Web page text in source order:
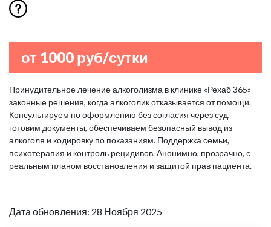
от 1000 руб/сутки
Принудительное лечение алкоголизма в клинике «Рехаб 365» —
законные решения, когда алкоголик отказывается от помощи.
Консультируем по оформлению без согласия через суд,
готовим документы, обеспечиваем безопасный вывод из
алкоголя и кодировку по показаниям. Поддержка семьи,
психотерапия и контроль рецидивов. Анонимно, прозрачно, с
реальным планом восстановления и защитой прав пациента.
Дата обновления: 28 Ноября 2025